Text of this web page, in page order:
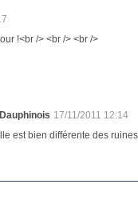
!<br /> <br /> <br />
17/11/2011 12:14
est bien différente des